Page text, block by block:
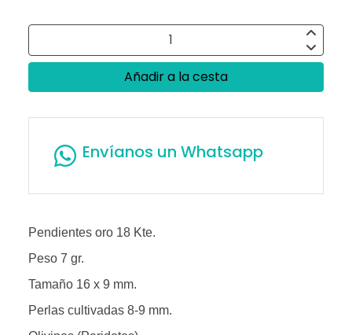
Añadir a la cesta
Envíanos un Whatsapp
Pendientes oro 18 Kte.
Peso 7 gr.
Tamaño 16 x 9 mm.
Perlas cultivadas 8-9 mm.